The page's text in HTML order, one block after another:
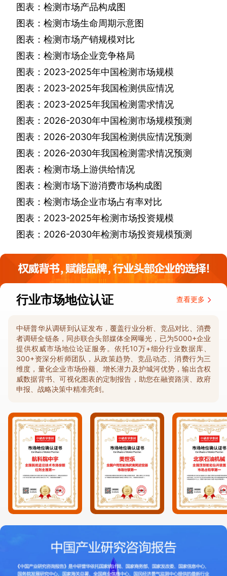
图表：检测市场产品构成图
图表：检测市场生命周期示意图
图表：检测市场产销规模对比
图表：检测市场企业竞争格局
图表： 2023-2025年中国检测市场规模
图表： 2023-2025年我国检测供应情况
图表： 2023-2025年我国检测需求情况
图表： 2026-2030年中国检测市场规模预测
图表： 2026-2030年我国检测供应情况预测
图表： 2026-2030年我国检测需求情况预测
图表：检测市场上游供给情况
图表：检测市场下游消费市场构成图
图表：检测市场企业市场占有率对比
图表： 2023-2025年检测市场投资规模
图表： 2026-2030年检测市场投资规模预测
行业市场地位认证 查看更多
中研普华从调研到认证发布，覆盖行业分析、竞品对比、消费
者调研全链条，同步联合头部媒体全网曝光，已为5000+企业
提供权威市场地位论证服务。依托10万+细分行业数据库、
300+资深分析师团队，从政策趋势、竞品动态、消费行为三
维度，量化企业市场份额、增长潜力及护城河优势，输出含权
威数据背书、可视化图表的定制报告，助您在融资路演、政府
申报、战略决策中精准亮剑。